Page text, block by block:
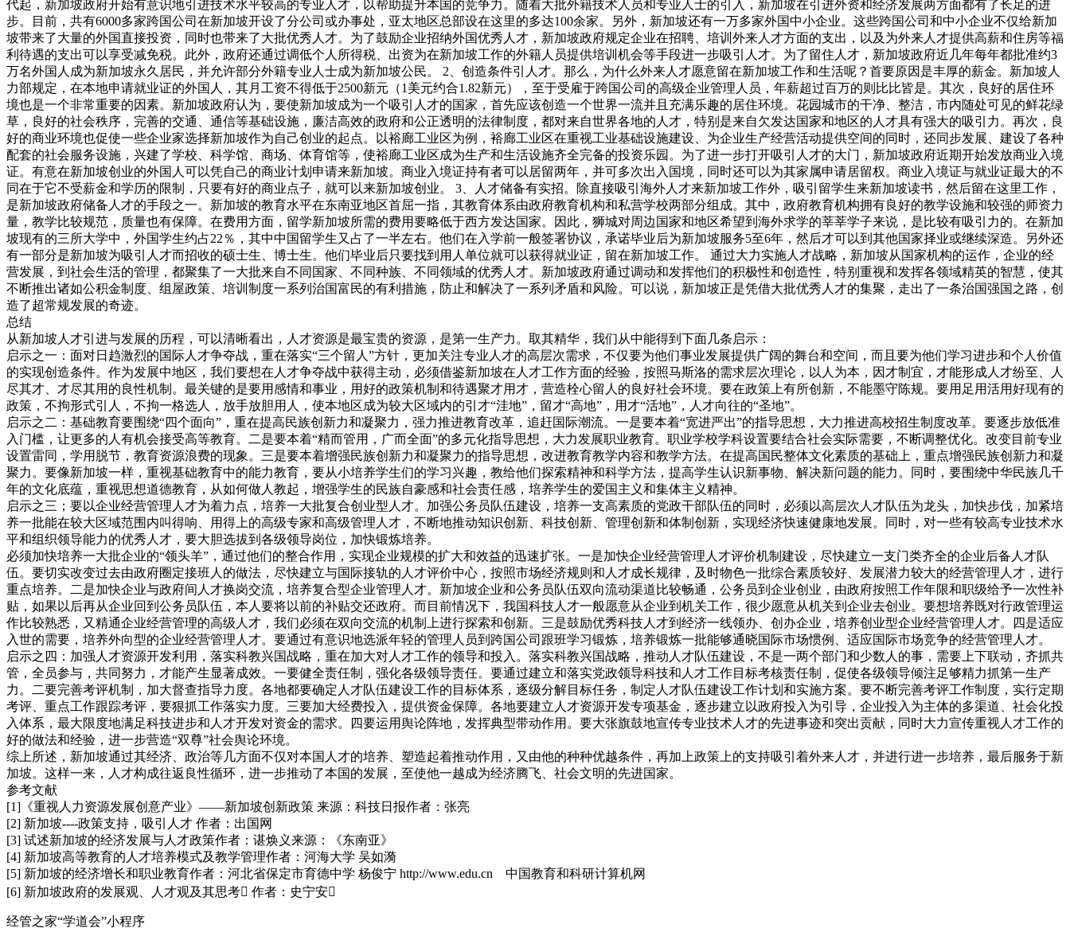
代起，新加坡政府开始有意识地引进技术水平较高的专业人才，以帮助提升本国的竞争力。随着大批外籍技术人员和专业人士的引入，新加坡在引进外资和经济发展两方面都有了长足的进
步。目前，共有6000多家跨国公司在新加坡开设了分公司或办事处，亚太地区总部设在这里的多达100余家。另外，新加坡还有一万多家外国中小企业。这些跨国公司和中小企业不仅给新加
坡带来了大量的外国直接投资，同时也带来了大批优秀人才。为了鼓励企业招纳外国优秀人才，新加坡政府规定企业在招聘、培训外来人才方面的支出，以及为外来人才提供高薪和住房等福
利待遇的支出可以享受减免税。此外，政府还通过调低个人所得税、出资为在新加坡工作的外籍人员提供培训机会等手段进一步吸引人才。为了留住人才，新加坡政府近几年每年都批准约3
万名外国人成为新加坡永久居民，并允许部分外籍专业人士成为新加坡公民。 2、创造条件引人才。那么，为什么外来人才愿意留在新加坡工作和生活呢？首要原因是丰厚的薪金。新加坡人
力部规定，在本地申请就业证的外国人，其月工资不得低于2500新元（1美元约合1.82新元），至于受雇于跨国公司的高级企业管理人员，年薪超过百万的则比比皆是。其次，良好的居住环
境也是一个非常重要的因素。新加坡政府认为，要使新加坡成为一个吸引人才的国家，首先应该创造一个世界一流并且充满乐趣的居住环境。花园城市的干净、整洁，市内随处可见的鲜花绿
草，良好的社会秩序，完善的交通、通信等基础设施，廉洁高效的政府和公正透明的法律制度，都对来自世界各地的人才，特别是来自欠发达国家和地区的人才具有强大的吸引力。再次，良
好的商业环境也促使一些企业家选择新加坡作为自己创业的起点。以裕廊工业区为例，裕廊工业区在重视工业基础设施建设、为企业生产经营活动提供空间的同时，还同步发展、建设了各种
配套的社会服务设施，兴建了学校、科学馆、商场、体育馆等，使裕廊工业区成为生产和生活设施齐全完备的投资乐园。为了进一步打开吸引人才的大门，新加坡政府近期开始发放商业入境
证。有意在新加坡创业的外国人可以凭自己的商业计划申请来新加坡。商业入境证持有者可以居留两年，并可多次出入国境，同时还可以为其家属申请居留权。商业入境证与就业证最大的不
同在于它不受薪金和学历的限制，只要有好的商业点子，就可以来新加坡创业。 3、人才储备有实招。除直接吸引海外人才来新加坡工作外，吸引留学生来新加坡读书，然后留在这里工作，
是新加坡政府储备人才的手段之一。新加坡的教育水平在东南亚地区首屈一指，其教育体系由政府教育机构和私营学校两部分组成。其中，政府教育机构拥有良好的教学设施和较强的师资力
量，教学比较规范，质量也有保障。在费用方面，留学新加坡所需的费用要略低于西方发达国家。因此，狮城对周边国家和地区希望到海外求学的莘莘学子来说，是比较有吸引力的。在新加
坡现有的三所大学中，外国学生约占22％，其中中国留学生又占了一半左右。他们在入学前一般签署协议，承诺毕业后为新加坡服务5至6年，然后才可以到其他国家择业或继续深造。另外还
有一部分是新加坡为吸引人才而招收的硕士生、博士生。他们毕业后只要找到用人单位就可以获得就业证，留在新加坡工作。 通过大力实施人才战略，新加坡从国家机构的运作，企业的经
营发展，到社会生活的管理，都聚集了一大批来自不同国家、不同种族、不同领域的优秀人才。新加坡政府通过调动和发挥他们的积极性和创造性，特别重视和发挥各领域精英的智慧，使其
不断推出诸如公积金制度、组屋政策、培训制度一系列治国富民的有利措施，防止和解决了一系列矛盾和风险。可以说，新加坡正是凭借大批优秀人才的集聚，走出了一条治国强国之路，创
造了超常规发展的奇迹。
总结
从新加坡人才引进与发展的历程，可以清晰看出，人才资源是最宝贵的资源，是第一生产力。取其精华，我们从中能得到下面几条启示：
启示之一：面对日趋激烈的国际人才争夺战，重在落实“三个留人”方针，更加关注专业人才的高层次需求，不仅要为他们事业发展提供广阔的舞台和空间，而且要为他们学习进步和个人价值
的实现创造条件。作为发展中地区，我们要想在人才争夺战中获得主动，必须借鉴新加坡在人才工作方面的经验，按照马斯洛的需求层次理论，以人为本，因才制宜，才能形成人才纷至、人
尽其才、才尽其用的良性机制。最关键的是要用感情和事业，用好的政策机制和待遇聚才用才，营造栓心留人的良好社会环境。要在政策上有所创新，不能墨守陈规。要用足用活用好现有的
政策，不拘形式引人，不拘一格选人，放手放胆用人，使本地区成为较大区域内的引才“洼地”，留才“高地”，用才“活地”，人才向往的“圣地”。
启示之二：基础教育要围绕“四个面向”，重在提高民族创新力和凝聚力，强力推进教育改革，追赶国际潮流。一是要本着“宽进严出”的指导思想，大力推进高校招生制度改革。要逐步放低准
入门槛，让更多的人有机会接受高等教育。二是要本着“精而管用，广而全面”的多元化指导思想，大力发展职业教育。职业学校学科设置要结合社会实际需要，不断调整优化。改变目前专业
设置雷同，学用脱节，教育资源浪费的现象。三是要本着增强民族创新力和凝聚力的指导思想，改进教育教学内容和教学方法。在提高国民整体文化素质的基础上，重点增强民族创新力和凝
聚力。要像新加坡一样，重视基础教育中的能力教育，要从小培养学生们的学习兴趣，教给他们探索精神和科学方法，提高学生认识新事物、解决新问题的能力。同时，要围绕中华民族几千
年的文化底蕴，重视思想道德教育，从如何做人教起，增强学生的民族自豪感和社会责任感，培养学生的爱国主义和集体主义精神。
启示之三；要以企业经营管理人才为着力点，培养一大批复合创业型人才。加强公务员队伍建设，培养一支高素质的党政干部队伍的同时，必须以高层次人才队伍为龙头，加快步伐，加紧培
养一批能在较大区域范围内叫得响、用得上的高级专家和高级管理人才，不断地推动知识创新、科技创新、管理创新和体制创新，实现经济快速健康地发展。同时，对一些有较高专业技术水
平和组织领导能力的优秀人才，要大胆选拔到各级领导岗位，加快锻炼培养。
必须加快培养一大批企业的“领头羊”，通过他们的整合作用，实现企业规模的扩大和效益的迅速扩张。一是加快企业经营管理人才评价机制建设，尽快建立一支门类齐全的企业后备人才队
伍。要切实改变过去由政府圈定接班人的做法，尽快建立与国际接轨的人才评价中心，按照市场经济规则和人才成长规律，及时物色一批综合素质较好、发展潜力较大的经营管理人才，进行
重点培养。二是加快企业与政府间人才换岗交流，培养复合型企业管理人才。新加坡企业和公务员队伍双向流动渠道比较畅通，公务员到企业创业，由政府按照工作年限和职级给予一次性补
贴，如果以后再从企业回到公务员队伍，本人要将以前的补贴交还政府。而目前情况下，我国科技人才一般愿意从企业到机关工作，很少愿意从机关到企业去创业。要想培养既对行政管理运
作比较熟悉，又精通企业经营管理的高级人才，我们必须在双向交流的机制上进行探索和创新。三是鼓励优秀科技人才到经济一线领办、创办企业，培养创业型企业经营管理人才。四是适应
入世的需要，培养外向型的企业经营管理人才。要通过有意识地选派年轻的管理人员到跨国公司跟班学习锻炼，培养锻炼一批能够通晓国际市场惯例、适应国际市场竞争的经营管理人才。
启示之四：加强人才资源开发利用，落实科教兴国战略，重在加大对人才工作的领导和投入。落实科教兴国战略，推动人才队伍建设，不是一两个部门和少数人的事，需要上下联动，齐抓共
管，全员参与，共同努力，才能产生显著成效。一要健全责任制，强化各级领导责任。要通过建立和落实党政领导科技和人才工作目标考核责任制，促使各级领导倾注足够精力抓第一生产
力。二要完善考评机制，加大督查指导力度。各地都要确定人才队伍建设工作的目标体系，逐级分解目标任务，制定人才队伍建设工作计划和实施方案。要不断完善考评工作制度，实行定期
考评、重点工作跟踪考评，要狠抓工作落实力度。三要加大经费投入，提供资金保障。各地要建立人才资源开发专项基金，逐步建立以政府投入为引导，企业投入为主体的多渠道、社会化投
入体系，最大限度地满足科技进步和人才开发对资金的需求。四要运用舆论阵地，发挥典型带动作用。要大张旗鼓地宣传专业技术人才的先进事迹和突出贡献，同时大力宣传重视人才工作的
好的做法和经验，进一步营造“双尊”社会舆论环境。
综上所述，新加坡通过其经济、政治等几方面不仅对本国人才的培养、塑造起着推动作用，又由他的种种优越条件，再加上政策上的支持吸引着外来人才，并进行进一步培养，最后服务于新
加坡。这样一来，人才构成往返良性循环，进一步推动了本国的发展，至使他一越成为经济腾飞、社会文明的先进国家。
参考文献
[1]《重视人力资源发展创意产业》——新加坡创新政策 来源：科技日报作者：张亮
[2] 新加坡----政策支持，吸引人才 作者：出国网
[3] 试述新加坡的经济发展与人才政策作者：谌焕义来源：《东南亚》
[4] 新加坡高等教育的人才培养模式及教学管理作者：河海大学 吴如漪
[5] 新加坡的经济增长和职业教育作者：河北省保定市育德中学 杨俊宁 http://www.edu.cn 中国教育和科研计算机网
[6] 新加坡政府的发展观、人才观及其思考 作者：史宁安
经管之家“学道会”小程序